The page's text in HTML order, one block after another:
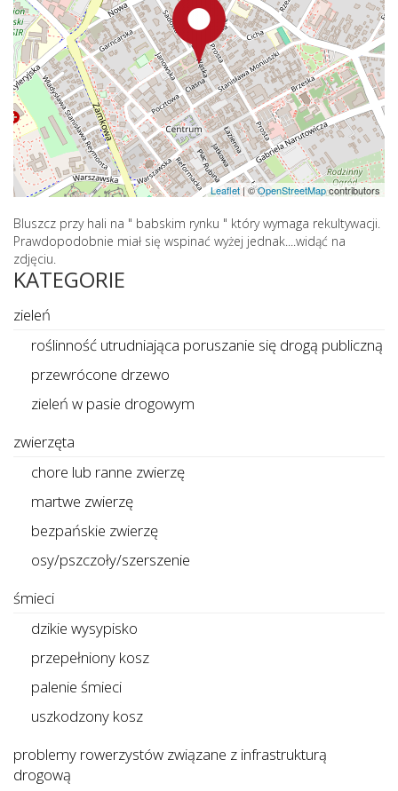
Leaflet| ©OpenStreetMapcontributors
Bluszcz przy hali na " babskim rynku " który wymaga rekultywacji.
Prawdopodobnie miał się wspinać wyżej jednak....widąć na
zdjęciu.
KATEGORIE
zieleń
roślinność utrudniająca poruszanie się drogą publiczną
przewrócone drzewo
zieleń w pasie drogowym
zwierzęta
chore lub ranne zwierzę
martwe zwierzę
bezpańskie zwierzę
osy/pszczoły/szerszenie
śmieci
dzikie wysypisko
przepełniony kosz
palenie śmieci
uszkodzony kosz
problemy rowerzystów związane z infrastrukturą
drogową